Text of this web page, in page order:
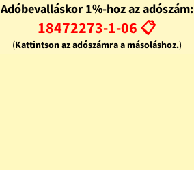
Adóbevalláskor 1%-hoz az adószám:
18472273-1-06 📋
(Kattintson az adószámra a másoláshoz.)